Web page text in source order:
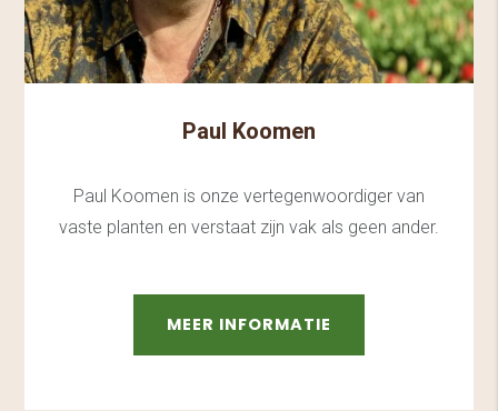
Paul Koomen
Paul Koomen is onze vertegenwoordiger van
vaste planten en verstaat zijn vak als geen ander.
MEER INFORMATIE